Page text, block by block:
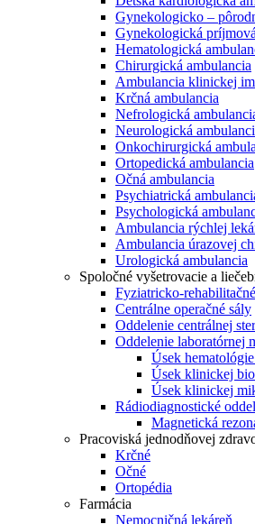
Gynekologicko –
Gynekologická
Hematologická
Chirurgická ambulancia
Ambulancia klinickej
Krčná ambulancia
Nefrologická
Neurologická
Onkochirurgická
Ortopedická ambulancia
Očná ambulancia
Psychiatrická
Psychologická
Ambulancia rýchlej
Ambulancia úrazovej
Urologická ambulancia
Spoločné vyšetrovacie a
Fyziatricko-
Centrálne operačné sály
Oddelenie centrálnej
Oddelenie laboratórnej
Úsek
Úsek klinickej
Úsek klinickej
Rádiodiagnostické
Magnetická
Pracoviská jednodňovej
Krčné
Očné
Ortopédia
Farmácia
Nemocničná lekáreň